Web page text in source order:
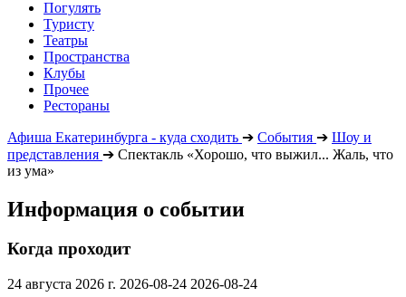
Погулять
Туристу
Театры
Пространства
Клубы
Прочее
Рестораны
Афиша Екатеринбурга - куда сходить ➔ События ➔ Шоу и
представления ➔ Спектакль «Хорошо, что выжил... Жаль, что
из ума»
Информация о событии
Когда проходит
24 августа 2026 г. 2026-08-24 2026-08-24